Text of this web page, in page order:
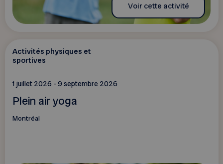
Voir cette activité
Activités physiques et
sportives
1 juillet 2026 - 9 septembre 2026
Plein air yoga
Montréal